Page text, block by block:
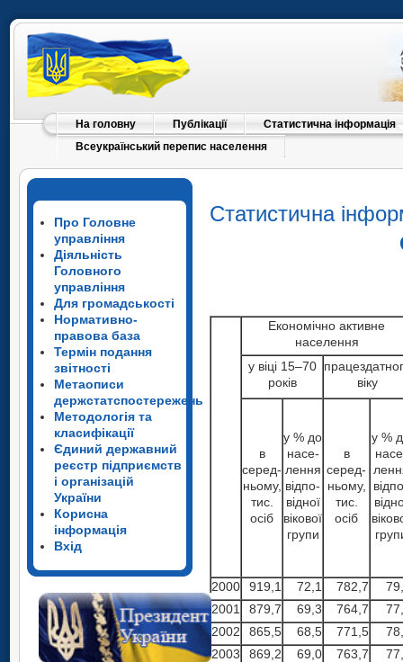
На головну Публікації
Статистична інформація
Всеукраїнський перепис населення
Про Головне
управління
Діяльність
Головного
управління
Для громадськості
Нормативно-
правова база
Термін подання
звітності
Метаописи
держстатспостережень
Методологія та
класифікації
Єдиний державний
реєстр підприємств
і організацій
України
Корисна
інформація
Вхід
Статистична
Економічно активне
населення
у віці 15–70
років
віку
в
серед-
ньому,
тис.
осіб
у % до
насе-
лення
відпо-
відної
вікової
групи
в
серед-
ньому,
тис.
осіб
у %
2000 919,1 72,1 782,7
2001
879,7 69,3 764,7
2002
865,5 68,5 771,5
2003
869,2 69,0 763,7